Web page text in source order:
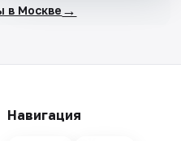
в Москве →
Навигация